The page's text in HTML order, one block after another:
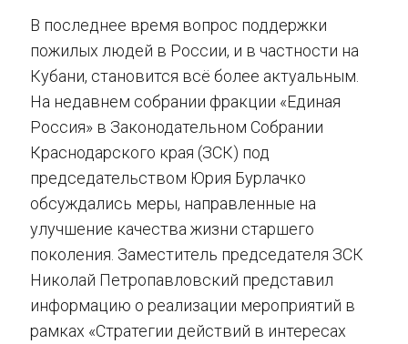
В последнее время вопрос поддержки
пожилых людей в России, и в частности на
Кубани, становится всё более актуальным.
На недавнем собрании фракции «Единая
Россия» в Законодательном Собрании
Краснодарского края (ЗСК) под
председательством Юрия Бурлачко
обсуждались меры, направленные на
улучшение качества жизни старшего
поколения. Заместитель председателя ЗСК
Николай Петропавловский представил
информацию о реализации мероприятий в
рамках «Стратегии действий в интересах